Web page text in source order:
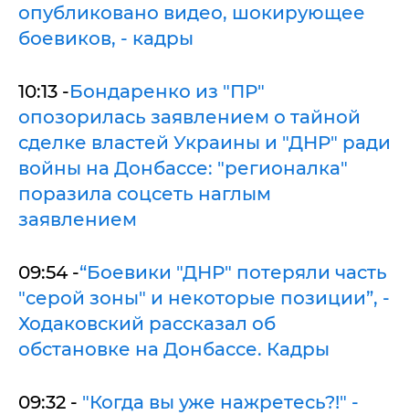
опубликовано видео, шокирующее
боевиков, - кадры
10:13 -Бондаренко из "ПР"
опозорилась заявлением о тайной
сделке властей Украины и "ДНР" ради
войны на Донбассе: "регионалка"
поразила соцсеть наглым
заявлением
09:54 -“Боевики "ДНР" потеряли часть
"серой зоны" и некоторые позиции”, -
Ходаковский рассказал об
обстановке на Донбассе. Кадры
09:32 - "Когда вы уже нажретесь?!" -